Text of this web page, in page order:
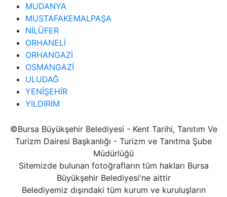
MUDANYA
MUSTAFAKEMALPAŞA
NİLÜFER
ORHANELİ
ORHANGAZİ
OSMANGAZİ
ULUDAĞ
YENİŞEHİR
YILDIRIM
©Bursa Büyükşehir Belediyesi - Kent Tarihi, Tanıtım Ve
Turizm Dairesi Başkanlığı - Turizm ve Tanıtma Şube
Müdürlüğü
Sitemizde bulunan fotoğrafların tüm hakları Bursa
Büyükşehir Belediyesi'ne aittir
Belediyemiz dışındaki tüm kurum ve kuruluşların